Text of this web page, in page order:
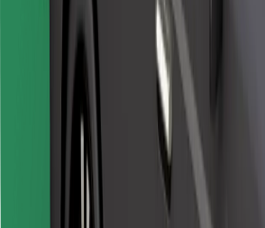
Objevte své oblíbené jídlo!
Stáhněte si aplikaci Bolt